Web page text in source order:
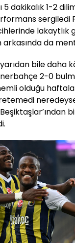
5 dakikalık 1-2
sergiledi
lakaytlık
da
bile daha
2-0
olduğu